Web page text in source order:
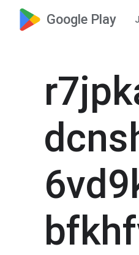
Google Play